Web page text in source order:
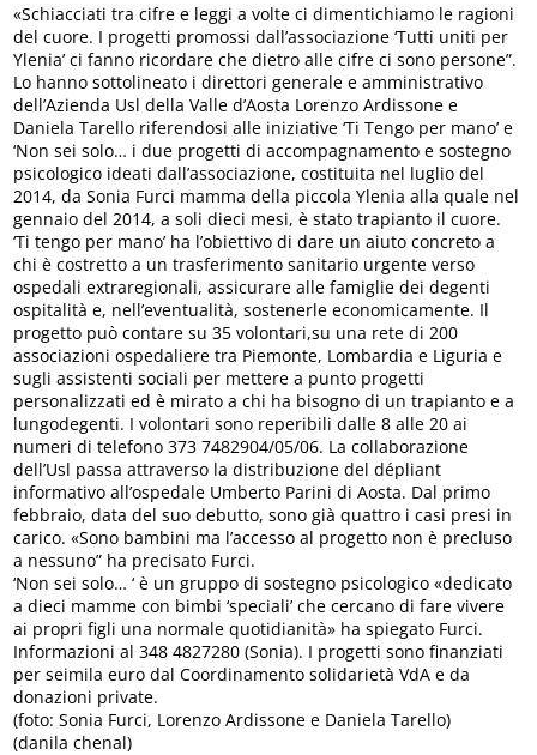
«Schiacciati tra cifre e leggi a volte ci dimentichiamo le ragioni
del cuore. I progetti promossi dall’associazione ‘Tutti uniti per
Ylenia’ ci fanno ricordare che dietro alle cifre ci sono persone”.
Lo hanno sottolineato i direttori generale e amministrativo
dell’Azienda Usl della Valle d’Aosta Lorenzo Ardissone e
Daniela Tarello riferendosi alle iniziative ‘Ti Tengo per mano’ e
‘Non sei solo… i due progetti di accompagnamento e sostegno
psicologico ideati dall’associazione, costituita nel luglio del
2014, da Sonia Furci mamma della piccola Ylenia alla quale nel
gennaio del 2014, a soli dieci mesi, è stato trapianto il cuore.
‘Ti tengo per mano’ ha l’obiettivo di dare un aiuto concreto a
chi è costretto a un trasferimento sanitario urgente verso
ospedali extraregionali, assicurare alle famiglie dei degenti
ospitalità e, nell’eventualità, sostenerle economicamente. Il
progetto può contare su 35 volontari,su una rete di 200
associazioni ospedaliere tra Piemonte, Lombardia e Liguria e
sugli assistenti sociali per mettere a punto progetti
personalizzati ed è mirato a chi ha bisogno di un trapianto e a
lungodegenti. I volontari sono reperibili dalle 8 alle 20 ai
numeri di telefono 373 7482904/05/06. La collaborazione
dell’Usl passa attraverso la distribuzione del dépliant
informativo all’ospedale Umberto Parini di Aosta. Dal primo
febbraio, data del suo debutto, sono già quattro i casi presi in
carico. «Sono bambini ma l’accesso al progetto non è precluso
a nessuno” ha precisato Furci.
‘Non sei solo… ‘ è un gruppo di sostegno psicologico «dedicato
a dieci mamme con bimbi ‘speciali’ che cercano di fare vivere
ai propri figli una normale quotidianità» ha spiegato Furci.
Informazioni al 348 4827280 (Sonia). I progetti sono finanziati
per seimila euro dal Coordinamento solidarietà VdA e da
donazioni private.
(foto: Sonia Furci, Lorenzo Ardissone e Daniela Tarello)
(danila chenal)